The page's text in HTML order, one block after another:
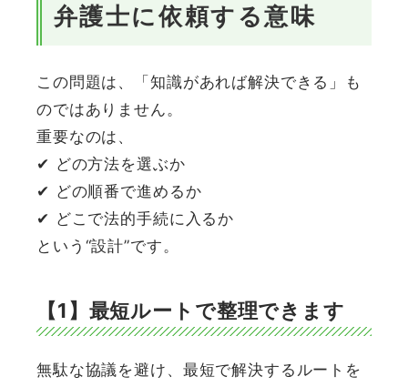
弁護士に依頼する意味
この問題は、「知識があれば解決できる」も
のではありません。
重要なのは、
✔ どの方法を選ぶか
✔ どの順番で進めるか
✔ どこで法的手続に入るか
という“設計”です。
【1】最短ルートで整理できます
無駄な協議を避け、最短で解決するルートを